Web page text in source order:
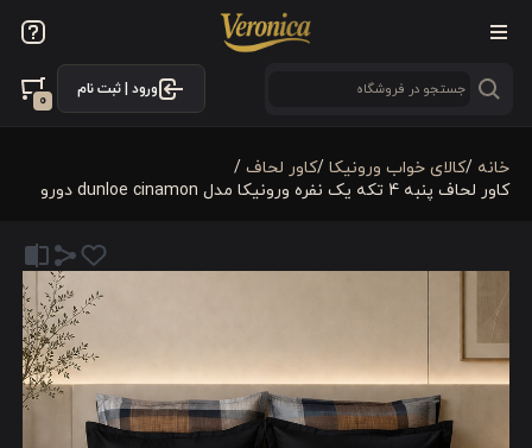
ورود | ثبت نام
0
خانه /کالای خواب ورونیکا /کاور لحاف /
کاور لحاف پنبه‌ 4 تکه یک نفره ورونیکا مدل dunloe cinamon دورو